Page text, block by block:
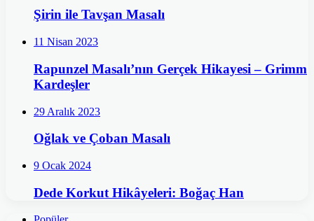
Şirin ile Tavşan Masalı
11 Nisan 2023
Rapunzel Masalı’nın Gerçek Hikayesi – Grimm
Kardeşler
29 Aralık 2023
Oğlak ve Çoban Masalı
9 Ocak 2024
Dede Korkut Hikâyeleri: Boğaç Han